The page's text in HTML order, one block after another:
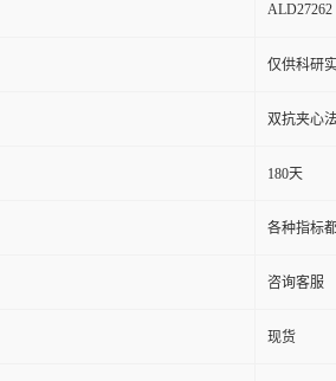
ALD27262
仅供科研
双抗夹心
180天
各种指标
咨询客服
现货